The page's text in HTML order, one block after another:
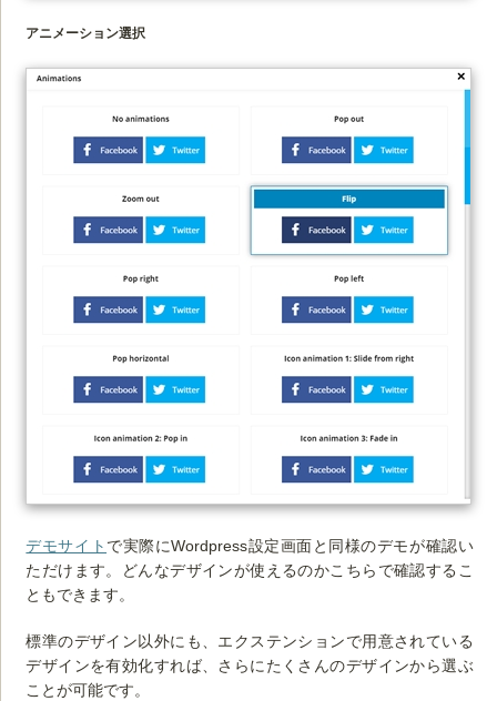
アニメーション選択
デモサイト で実際にWordpress設定画面と同様のデモが確認い
ただけます。どんなデザインが使えるのかこちらで確認するこ
ともできます。
標準のデザイン以外にも、エクステンションで用意されている
デザインを有効化すれば、さらにたくさんのデザインから選ぶ
ことが可能です。